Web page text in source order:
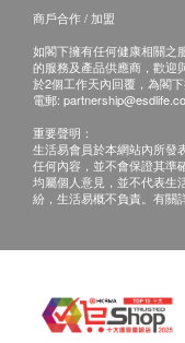
商戶合作 / 加盟
如閣下擁有任何健康相關之
的服務及產品供應商，歡迎
於2個工作天內回覆，為閣下
電郵:
重要聲明：
生活易會員於本網站內所發
任何內容，並不會保證其準
均屬個人意見，並不代表生
紛，生活易概不負責。有關